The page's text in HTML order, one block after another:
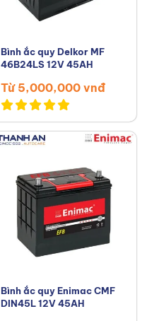
Bình ắc quy Delkor MF
46B24LS 12V 45AH
Từ 5,000,000 vnđ
Bình ắc quy Enimac CMF
DIN45L 12V 45AH